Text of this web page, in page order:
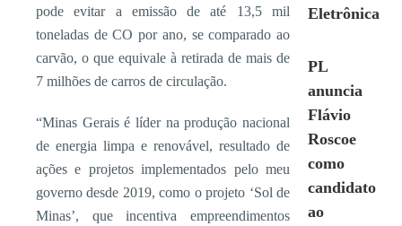
pode evitar a emissão de até 13,5 mil
toneladas de CO por ano, se comparado ao
carvão, o que equivale à retirada de mais de
7 milhões de carros de circulação.
“Minas Gerais é líder na produção nacional
de energia limpa e renovável, resultado de
ações e projetos implementados pelo meu
governo desde 2019, como o projeto ‘Sol de
Minas’, que incentiva empreendimentos
Eletrônica
PL
anuncia
Flávio
Roscoe
como
candidato
ao